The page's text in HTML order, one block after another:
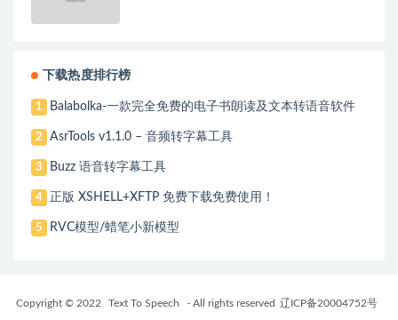
下载热度排行榜
1 Balabolka-一款完全免费的电子书朗读及文本转语音软件
2 AsrTools v1.1.0 – 音频转字幕工具
3 Buzz 语音转字幕工具
4 正版 XSHELL+XFTP 免费下载免费使用！
5 RVC模型/蜡笔小新模型
Copyright © 2022 Text To Speech - All rights reserved 辽ICP备20004752号